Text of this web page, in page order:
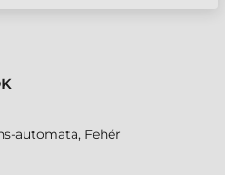
automata, Fehér